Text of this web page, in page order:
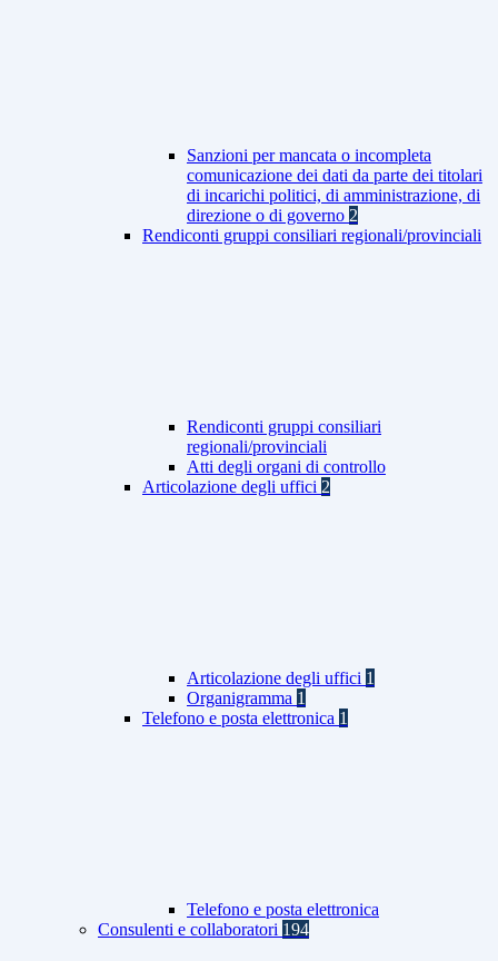
Sanzioni per mancata o incompleta
comunicazione dei dati da parte dei titolari
di incarichi politici, di amministrazione, di
direzione o di governo 2
Rendiconti gruppi consiliari regionali/provinciali
Rendiconti gruppi consiliari
regionali/provinciali
Atti degli organi di controllo
Articolazione degli uffici 2
Articolazione degli uffici 1
Organigramma 1
Telefono e posta elettronica 1
Telefono e posta elettronica
Consulenti e collaboratori 194